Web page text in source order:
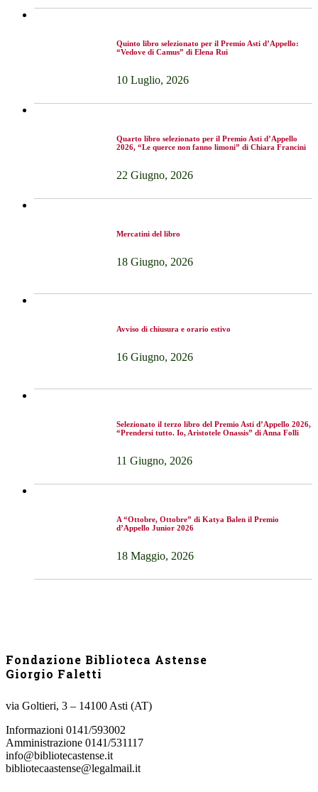
Quinto libro selezionato per il Premio Asti d’Appello:
“Vedove di Camus” di Elena Rui
10 Luglio, 2026
Quarto libro selezionato per il Premio Asti d’Appello
2026, “Le querce non fanno limoni” di Chiara Francini
22 Giugno, 2026
Mercatini del libro
18 Giugno, 2026
Avviso di chiusura e orario estivo
16 Giugno, 2026
Selezionato il terzo libro del Premio Asti d’Appello 2026,
“Prendersi tutto. Io, Aristotele Onassis” di Anna Folli
11 Giugno, 2026
A “Ottobre, Ottobre” di Katya Balen il Premio
d’Appello Junior 2026
18 Maggio, 2026
Fondazione Biblioteca Astense
Giorgio Faletti
via Goltieri, 3 – 14100 Asti (AT)
Informazioni 0141/593002
Amministrazione 0141/531117
info@bibliotecastense.it
bibliotecaastense@legalmail.it